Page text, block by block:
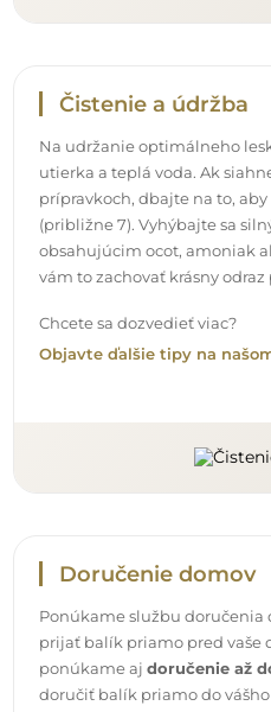
Čistenie a údržba
Na udržanie optimálneho
utierka a teplá voda. Ak
prípravkoch, dbajte na to,
(približne 7). Vyhýbajte sa
obsahujúcim ocot, amoniak
vám to zachovať krásny
Chcete sa dozvedieť viac?
Objavte ďalšie tipy na
Doručenie domov
Ponúkame službu doručenia
prijať balík priamo pred vaše
ponúkame aj doručenie až
doručiť balík priamo do